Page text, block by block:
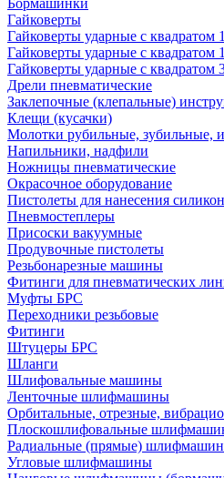
Бормашинки
Гайковерты
Гайковерты ударные с квадратом 1
Гайковерты ударные с квадратом
Гайковерты ударные с квадратом
Дрели пневматические
Заклепочные (клепальные)
Клещи (кусачки)
Молотки рубильные, зубильные,
Напильники, надфили
Ножницы пневматические
Окрасочное оборудование
Пистолеты для нанесения
Пневмостеплеры
Присоски вакуумные
Продувочные пистолеты
Резьбонарезные машины
Фитинги для пневматических
Муфты БРС
Переходники резьбовые
Фитинги
Штуцеры БРС
Шланги
Шлифовальные машины
Ленточные шлифмашины
Орбитальные, отрезные,
Плоскошлифовальные
Радиальные (прямые)
Угловые шлифмашины